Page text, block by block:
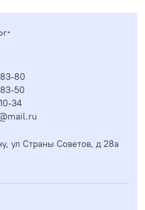
80
50
34
ул Страны Советов, д 28а